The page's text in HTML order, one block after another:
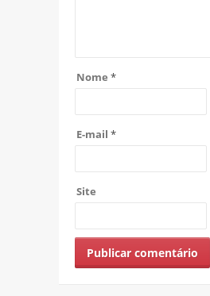
Nome *
E-mail *
Site